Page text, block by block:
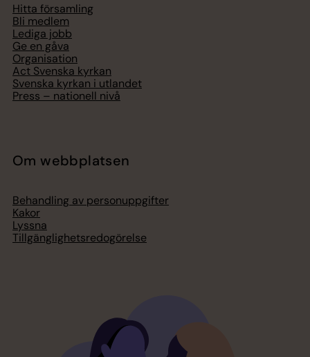
Hitta församling
Bli medlem
Lediga jobb
Ge en gåva
Organisation
Act Svenska kyrkan
Svenska kyrkan i utlandet
Press – nationell nivå
Om webbplatsen
Behandling av personuppgifter
Kakor
Lyssna
Tillgänglighetsredogörelse